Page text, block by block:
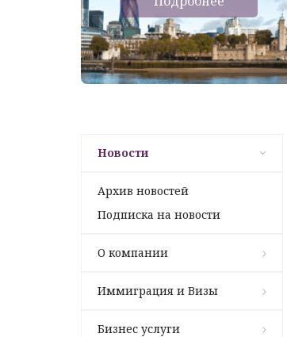
Новости
Архив новостей
Подписка на новости
О компании
Иммиграция и Визы
Бизнес услуги